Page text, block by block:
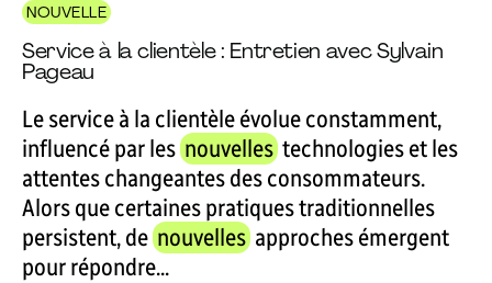
NOUVELLE
Service à la clientèle : Entretien avec Sylvain
Pageau
Le service à la clientèle évolue constamment,
influencé par les nouvelles technologies et les
attentes changeantes des consommateurs.
Alors que certaines pratiques traditionnelles
persistent, de nouvelles approches émergent
pour répondre...